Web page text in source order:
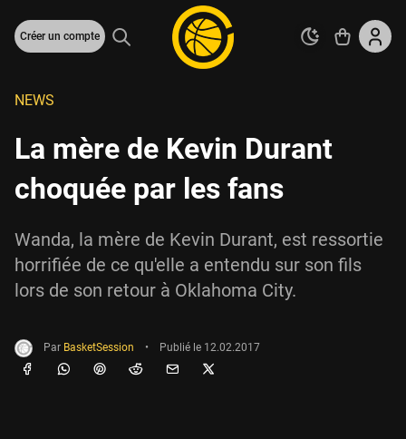
Créer un compte
NEWS
La mère de Kevin Durant
choquée par les fans
Wanda, la mère de Kevin Durant, est ressortie
horrifiée de ce qu'elle a entendu sur son fils
lors de son retour à Oklahoma City.
Par BasketSession • Publié le 12.02.2017